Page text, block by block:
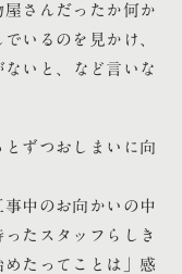
さんだったか何か
いるのを見かけ、
ないと、など言いな
ずつおしまいに向
中のお向かいの中
たスタッフらしき
たってことは」感